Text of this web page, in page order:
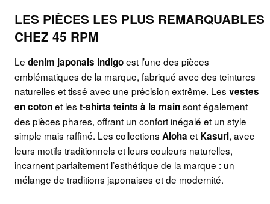
LES PIÈCES LES PLUS REMARQUABLES
CHEZ 45 RPM
Le denim japonais indigoest l’une des pièces
emblématiques de la marque, fabriqué avec des teintures
naturelles et tissé avec une précision extrême. Les vestes
en cotonet les t-shirts teints à la mainsont également
des pièces phares, offrant un confort inégalé et un style
simple mais raffiné. Les collections Aloha et Kasuri, avec
leurs motifs traditionnels et leurs couleurs naturelles,
incarnent parfaitement l’esthétique de la marque : un
mélange de traditions japonaises et de modernité.